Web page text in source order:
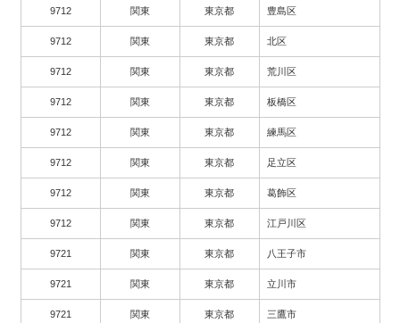
9712 関東 東京都 豊島区
9712 関東 東京都 北区
9712 関東 東京都 荒川区
9712 関東 東京都 板橋区
9712 関東 東京都 練馬区
9712 関東 東京都 足立区
9712 関東 東京都 葛飾区
9712 関東 東京都 江戸川区
9721 関東 東京都 八王子市
9721 関東 東京都 立川市
9721 関東 東京都 三鷹市